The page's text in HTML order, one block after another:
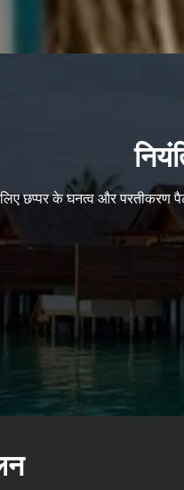
छप्पर के घनत्व और